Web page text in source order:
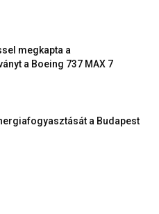
megkapta a
a Boeing 737 MAX 7
a Budapest